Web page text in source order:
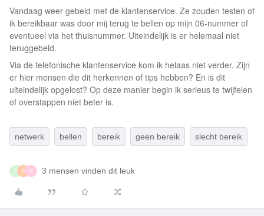
Vandaag weer gebeld met de klantenservice. Ze zouden testen of
ik bereikbaar was door mij terug te bellen op mijn 06-nummer of
eventueel via het thuisnummer. Uiteindelijk is er helemaal niet
teruggebeld.
Via de telefonische klantenservice kom ik helaas niet verder. Zijn
er hier mensen die dit herkennen of tips hebben? En is dit
uiteindelijk opgelost? Op deze manier begin ik serieus te twijfelen
of overstappen niet beter is.
netwerk bellen bereik geen bereik slecht bereik
S S R 3 mensen vinden dit leuk